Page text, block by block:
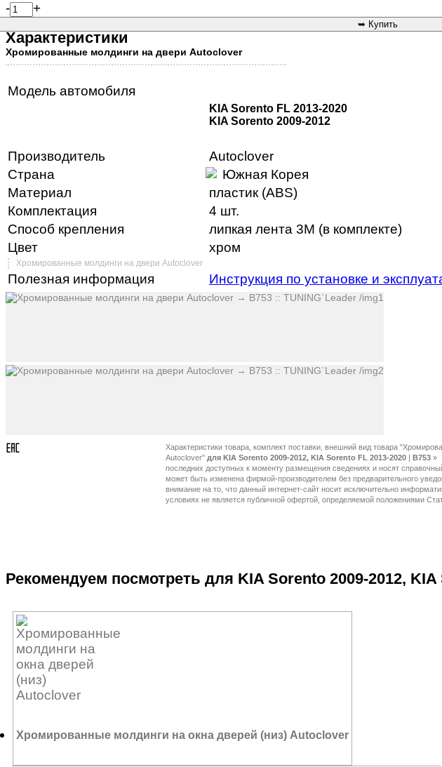
- +
Характеристики
Хромированные молдинги на двери Autoclover
Модель автомобиля
KIA Sorento FL 2013-2020
KIA Sorento 2009-2012
Производитель
Autoclover
Страна
Южная Корея
Материал
пластик (ABS)
Комплектация
4 шт.
Способ крепления
липкая лента 3M (в комплекте)
Цвет
хром
Хромированные молдинги на двери Autoclover
Полезная информация Инструкция по установке и
Характеристики товара, комплект поставки, внешний вид товара
Autoclover" для KIA Sorento 2009-2012, KIA Sorento FL 2013-2020 | B753 »
Рекомендуем посмотреть для KIA Sorento 2009-2012, KIA
Хромированные молдинги на окна дверей (низ) Autoclover